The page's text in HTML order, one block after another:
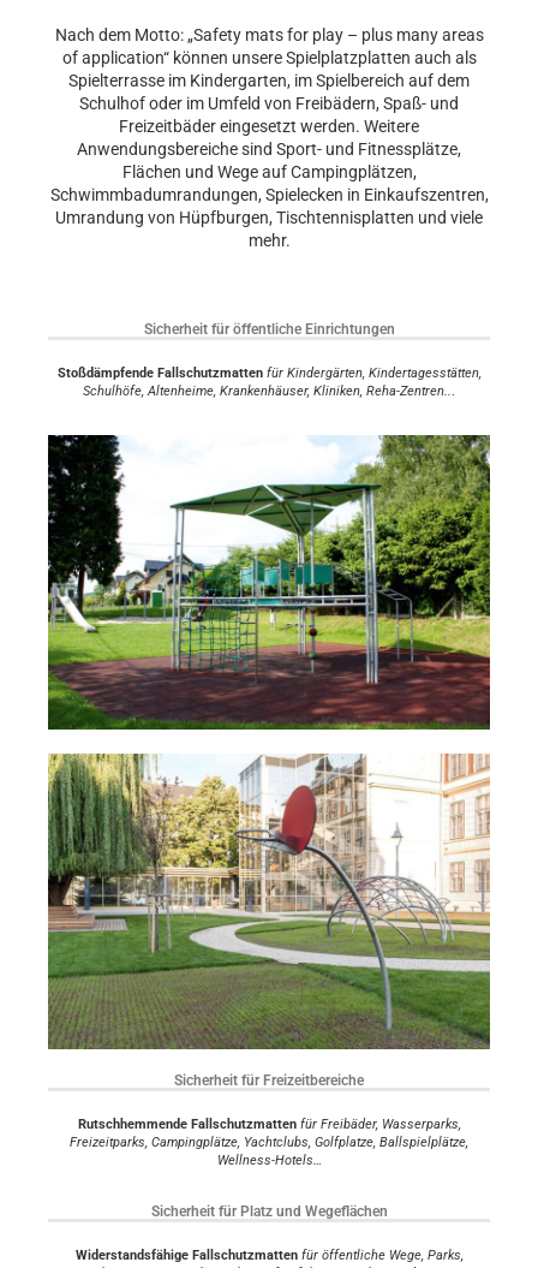
Nach dem Motto: „Safety mats for play – plus many areas
of application“ können unsere Spielplatzplatten auch als
Spielterrasse im Kindergarten, im Spielbereich auf dem
Schulhof oder im Umfeld von Freibädern, Spaß- und
Freizeitbäder eingesetzt werden. Weitere
Anwendungsbereiche sind Sport- und Fitnessplätze,
Flächen und Wege auf Campingplätzen,
Schwimmbadumrandungen, Spielecken in Einkaufszentren,
Umrandung von Hüpfburgen, Tischtennisplatten und viele
mehr.
Sicherheit für öffentliche Einrichtungen
Stoßdämpfende Fallschutzmatten für Kindergärten, Kindertagesstätten,
Schulhöfe, Altenheime, Krankenhäuser, Kliniken, Reha-Zentren...
Sicherheit für Freizeitbereiche
Rutschhemmende Fallschutzmatten für Freibäder, Wasserparks,
Freizeitparks, Campingplätze, Yachtclubs, Golfplatze, Ballspielplätze,
Wellness-Hotels…
Sicherheit für Platz und Wegeflächen
Widerstandsfähige Fallschutzmatten für öffentliche Wege, Parks,